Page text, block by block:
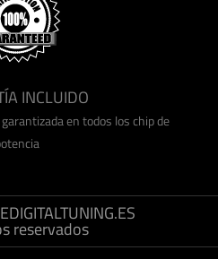
INCLUIDO
en todos los chip de
reservados